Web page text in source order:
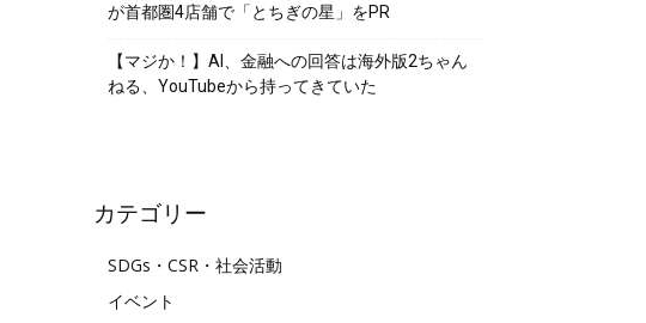
が首都圏4店舗で「とちぎの星」をPR
【マジか！】AI、金融への回答は海外版2ちゃん
ねる、YouTubeから持ってきていた
カテゴリー
SDGs・CSR・社会活動
イベント